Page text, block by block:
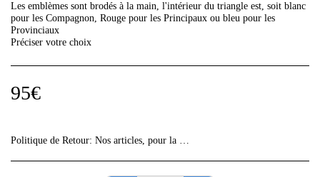
Les emblèmes sont brodés à la main, l'intérieur du triangle est, soit blanc
pour les Compagnon, Rouge pour les Principaux ou bleu pour les
Provinciaux
Préciser votre choix
95€
Politique de Retour: Nos articles, pour la plupart, sont des &quot;fabrications uniques&quot;, vérifiez bien les informations de vos commandes car aucun retour ne sera accepté sans avis préalable.